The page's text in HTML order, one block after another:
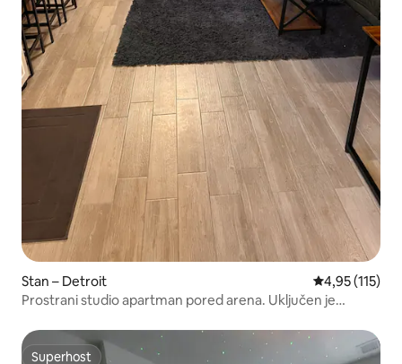
Stan – Detroit Prosječna
4,95 (115)
Prostrani studio apartman pored arena. Uključen je
Superhost